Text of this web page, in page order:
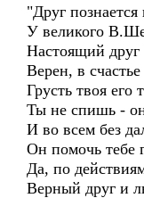
"Друг познается
У великого
Настоящий друг
Верен, в
Грусть твоя его
Ты не спишь -
И во всем без
Он помочь тебе
Да, по
Верный друг и